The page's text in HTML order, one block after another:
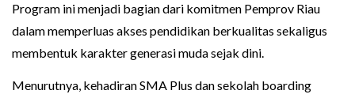
Program ini menjadi bagian dari komitmen Pemprov Riau
dalam memperluas akses pendidikan berkualitas sekaligus
membentuk karakter generasi muda sejak dini.
Menurutnya, kehadiran SMA Plus dan sekolah boarding